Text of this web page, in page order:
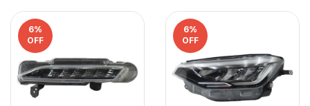
6%
OFF
6%
OFF